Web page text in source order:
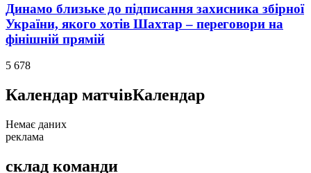
Динамо близьке до підписання захисника збірної
України, якого хотів Шахтар – переговори на
фінішній прямій
5 678
Календар матчівКалендар
Немає даних
реклама
склад команди